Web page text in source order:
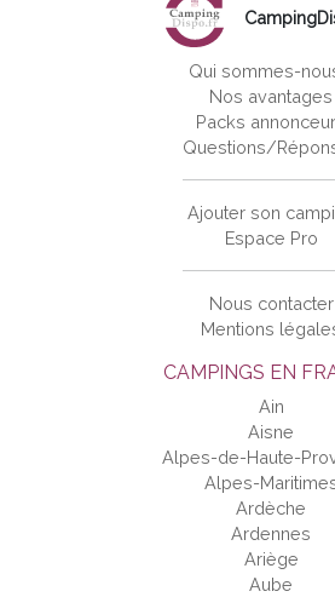
CAMPINGS EN
Ain
Aisne
Alpes-de-Haute-
Alpes-
Ardèche
Ardennes
Ariège
Aube
Qui sommes-
Nos avantages
Packs
Questions/
Ajouter son
Espace Pro
Nous contacter
Mentions